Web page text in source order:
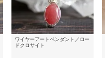
ワイヤーアートペンダント／ロー
ドクロサイト